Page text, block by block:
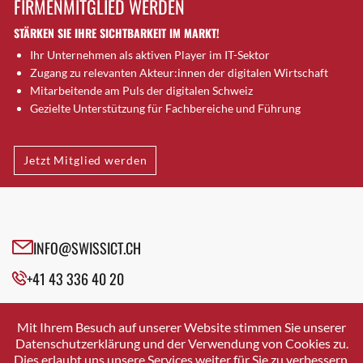
Brütten
Bubendorf
Bubikon
Buchs (SG)
Burgdorf
Bülach
Cazis
Cham
Davos Platz
Davos Platz 1
Dietikon
Dietlikon
FIRMENMITGLIED WERDEN
STÄRKEN SIE IHRE SICHTBARKEIT IM MARKT!
Ihr Unternehmen als aktiven Player im IT-Sektor
Zugang zu relevanten Akteur:innen der digitalen Wirtschaft
Mitarbeitende am Puls der digitalen Schweiz
Gezielte Unterstützung für Fachbereiche und Führung
Jetzt Mitglied werden
INFO@SWISSICT.CH
+41 43 336 40 20
SWISSICT
VULKANSTRASSE 120
8048 ZURICH
Mit Ihrem Besuch auf unserer Website stimmen Sie unserer
Datenschutzerklärung und der Verwendung von Cookies zu.
Dies erlaubt uns unsere Services weiter für Sie zu verbessern.